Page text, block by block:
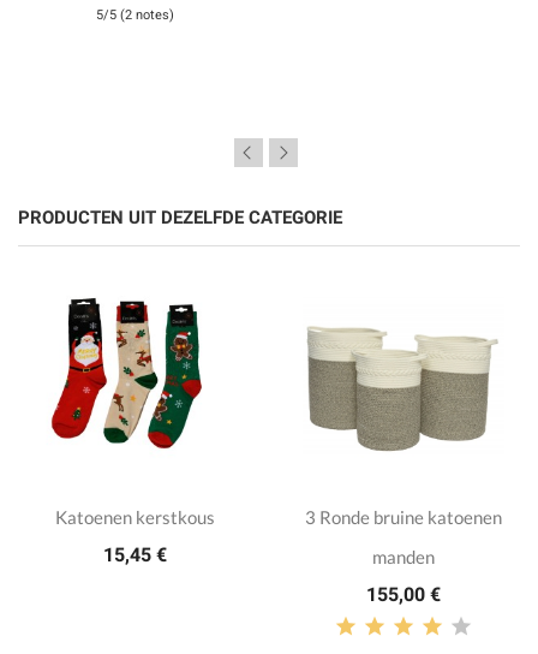
5/5 (2 notes)
PRODUCTEN UIT DEZELFDE CATEGORIE
Katoenen kerstkous
15,45 €
3 Ronde bruine katoenen
manden
155,00 €